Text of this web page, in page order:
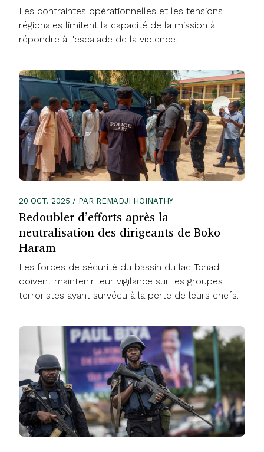
Les contraintes opérationnelles et les tensions
régionales limitent la capacité de la mission à
répondre à l'escalade de la violence.
20 OCT. 2025 / PAR REMADJI HOINATHY
Redoubler d’efforts après la
neutralisation des dirigeants de Boko
Haram
Les forces de sécurité du bassin du lac Tchad
doivent maintenir leur vigilance sur les groupes
terroristes ayant survécu à la perte de leurs chefs.